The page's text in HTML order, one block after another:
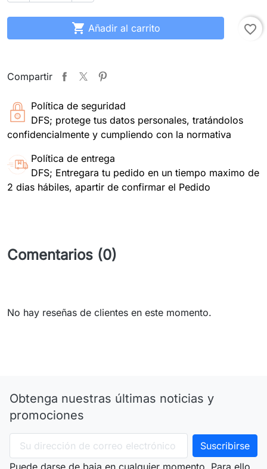
 Añadir al carrito favorite_border
Compartir
Política de seguridad
DFS; protege tus datos personales, tratándolos
confidencialmente y cumpliendo con la normativa
Política de entrega
DFS; Entregara tu pedido en un tiempo maximo de
2 dias hábiles, apartir de confirmar el Pedido
Comentarios (0)
No hay reseñas de clientes en este momento.
Obtenga nuestras últimas noticias y
promociones